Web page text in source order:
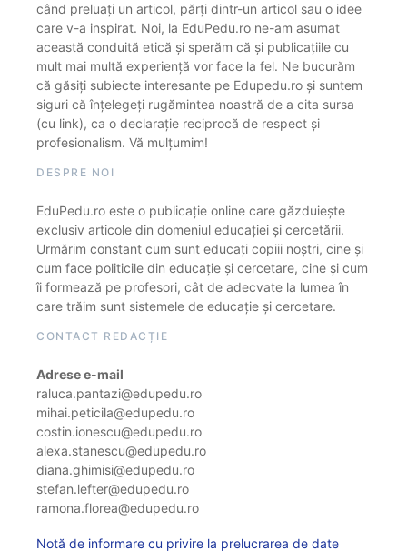
când preluați un articol, părți dintr-un articol sau o idee
care v-a inspirat. Noi, la EduPedu.ro ne-am asumat
această conduită etică și sperăm că și publicațiile cu
mult mai multă experiență vor face la fel. Ne bucurăm
că găsiți subiecte interesante pe Edupedu.ro și suntem
siguri că înțelegeți rugămintea noastră de a cita sursa
(cu link), ca o declarație reciprocă de respect și
profesionalism. Vă mulțumim!
DESPRE NOI
EduPedu.ro este o publicație online care găzduiește
exclusiv articole din domeniul educației și cercetării.
Urmărim constant cum sunt educați copiii noștri, cine și
cum face politicile din educație și cercetare, cine și cum
îi formează pe profesori, cât de adecvate la lumea în
care trăim sunt sistemele de educație și cercetare.
CONTACT REDACȚIE
Adrese e-mail
raluca.pantazi@edupedu.ro
mihai.peticila@edupedu.ro
costin.ionescu@edupedu.ro
alexa.stanescu@edupedu.ro
diana.ghimisi@edupedu.ro
stefan.lefter@edupedu.ro
ramona.florea@edupedu.ro
Notă de informare cu privire la prelucrarea de date